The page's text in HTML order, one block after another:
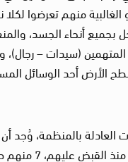
منهم تعرضوا
بجميع أنحاء الجسد،
المتهمين (سيدات –
الأرض أحد الوسائل